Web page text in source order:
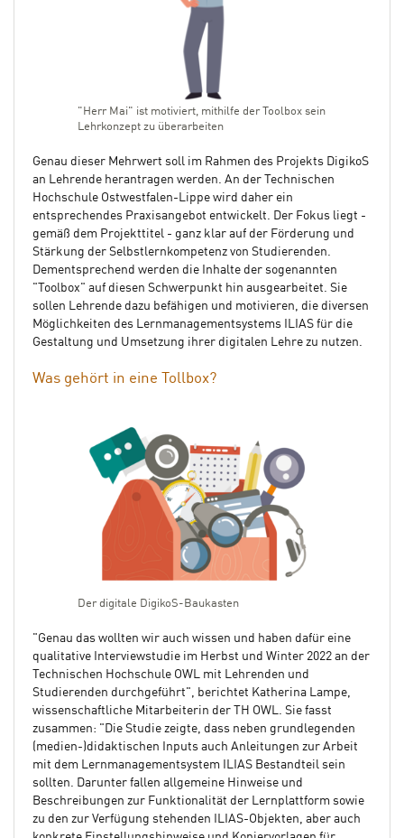
"Herr Mai" ist motiviert, mithilfe der Toolbox sein
Lehrkonzept zu überarbeiten
Genau dieser Mehrwert soll im Rahmen des Projekts DigikoS
an Lehrende herantragen werden. An der Technischen
Hochschule Ostwestfalen-Lippe wird daher ein
entsprechendes Praxisangebot entwickelt. Der Fokus liegt -
gemäß dem Projekttitel - ganz klar auf der Förderung und
Stärkung der Selbstlernkompetenz von Studierenden.
Dementsprechend werden die Inhalte der sogenannten
"Toolbox" auf diesen Schwerpunkt hin ausgearbeitet. Sie
sollen Lehrende dazu befähigen und motivieren, die diversen
Möglichkeiten des Lernmanagementsystems ILIAS für die
Gestaltung und Umsetzung ihrer digitalen Lehre zu nutzen.
Was gehört in eine Tollbox?
Der digitale DigikoS-Baukasten
"Genau das wollten wir auch wissen und haben dafür eine
qualitative Interviewstudie im Herbst und Winter 2022 an der
Technischen Hochschule OWL mit Lehrenden und
Studierenden durchgeführt", berichtet Katherina Lampe,
wissenschaftliche Mitarbeiterin der TH OWL. Sie fasst
zusammen: "Die Studie zeigte, dass neben grundlegenden
(medien-)didaktischen Inputs auch Anleitungen zur Arbeit
mit dem Lernmanagementsystem ILIAS Bestandteil sein
sollten. Darunter fallen allgemeine Hinweise und
Beschreibungen zur Funktionalität der Lernplattform sowie
zu den zur Verfügung stehenden ILIAS-Objekten, aber auch